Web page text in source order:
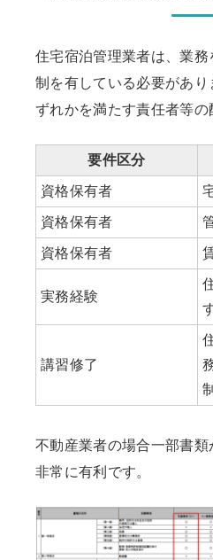
住宅宿泊管理業者は、業
制を有している必要があ
ずれかを満たす責任者等の
要件区分
資格保有者
資格保有者
資格保有者
実務経験
講習修了
不動産業者の場合一部書類
非常に有利です。